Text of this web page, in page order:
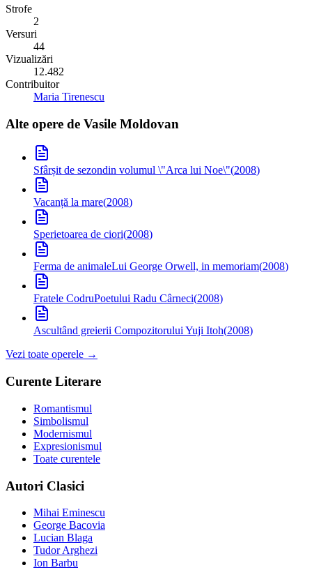
Strofe
2
Versuri
44
Vizualizări
12.482
Contribuitor
Maria Tirenescu
Alte opere de Vasile Moldovan
Sfârșit de sezondin volumul \"Arca lui Noe\"(2008)
Vacanță la mare(2008)
Sperietoarea de ciori(2008)
Ferma de animaleLui George Orwell, in memoriam(2008)
Fratele CodruPoetului Radu Cârneci(2008)
Ascultând greierii Compozitorului Yuji Itoh(2008)
Vezi toate operele →
Curente Literare
Romantismul
Simbolismul
Modernismul
Expresionismul
Toate curentele
Autori Clasici
Mihai Eminescu
George Bacovia
Lucian Blaga
Tudor Arghezi
Ion Barbu